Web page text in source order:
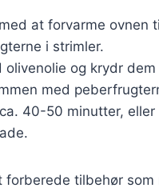
at forvarme ovnen
i strimler.
olivenolie og krydr
med
40-50 minutter, eller
tilbehør som